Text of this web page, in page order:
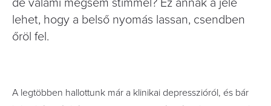
de valami mégsem stimmel? Ez annak a jele
lehet, hogy a belső nyomás lassan, csendben
őröl fel.
A legtöbben hallottunk már a klinikai depresszióról, és bár